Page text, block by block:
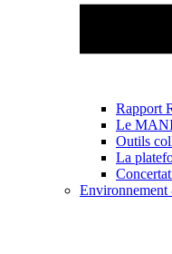
Rapport
Le
Outils
La